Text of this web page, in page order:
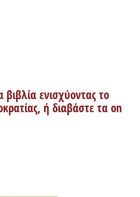
ενισχύοντας το
ή διαβάστε τα on